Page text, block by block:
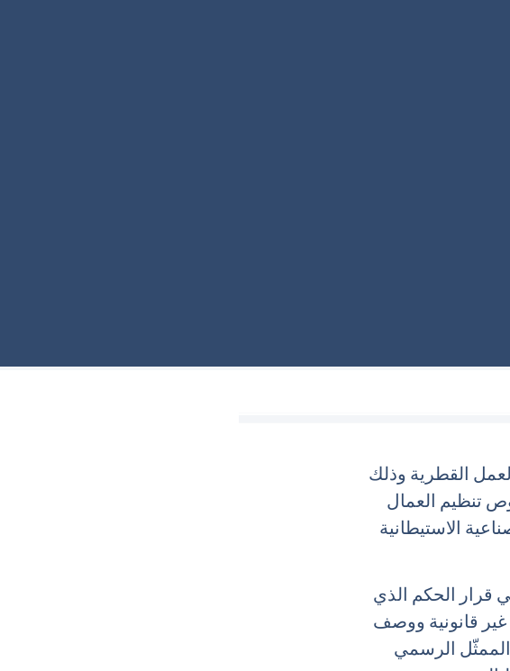
استئنافا لمحكمة العمل القطرية وذلك
تنظيم العمال
الاستيطانية
قرار الحكم الذي
قانونية ووصف
الممثّل الرسمي